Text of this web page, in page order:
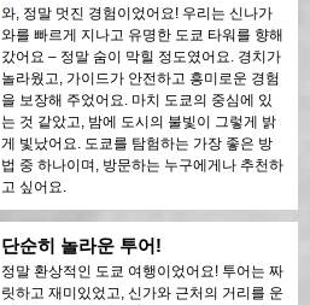
와, 정말 멋진 경험이었어요! 우리는 신나가
와를 빠르게 지나고 유명한 도쿄 타워를 향해
갔어요 – 정말 숨이 막힐 정도였어요. 경치가
놀라웠고, 가이드가 안전하고 흥미로운 경험
을 보장해 주었어요. 마치 도쿄의 중심에 있
는 것 같았고, 밤에 도시의 불빛이 그렇게 밝
게 빛났어요. 도쿄를 탐험하는 가장 좋은 방
법 중 하나이며, 방문하는 누구에게나 추천하
고 싶어요.
단순히 놀라운 투어!
정말 환상적인 도쿄 여행이었어요! 투어는 짜
릿하고 재미있었고, 신가와 근처의 거리를 운